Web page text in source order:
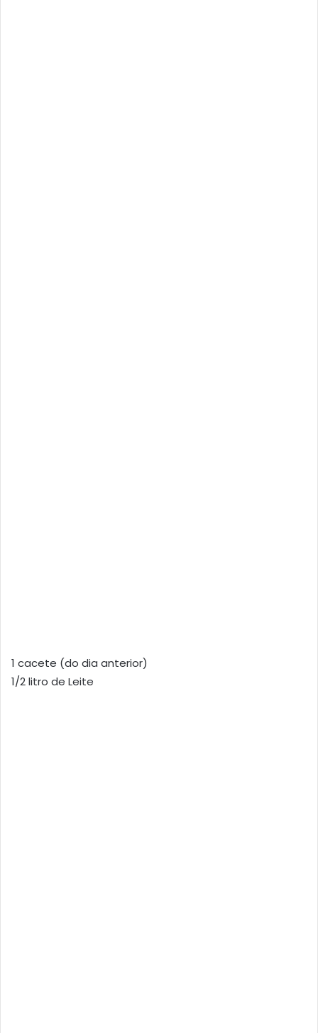
1 cacete (do dia anterior)
1/2 litro de Leite